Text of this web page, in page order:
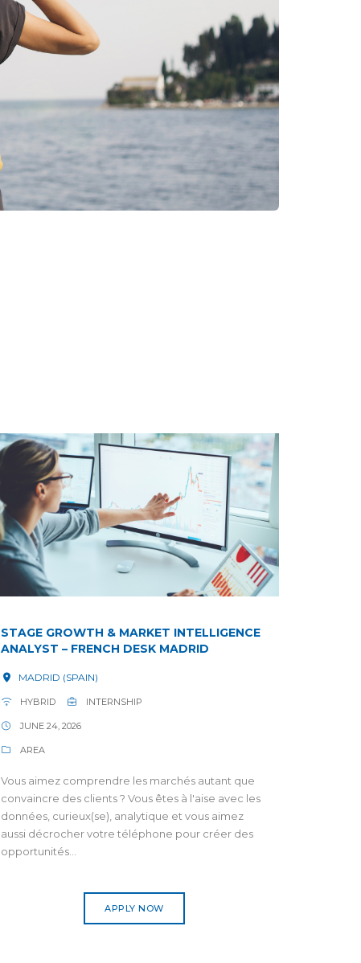
STAGE GROWTH & MARKET INTELLIGENCE
ANALYST – FRENCH DESK MADRID
MADRID (SPAIN)
HYBRID INTERNSHIP
JUNE 24, 2026
AREA
Vous aimez comprendre les marchés autant que
convaincre des clients ? Vous êtes à l'aise avec les
données, curieux(se), analytique et vous aimez
aussi décrocher votre téléphone pour créer des
opportunités...
APPLY NOW